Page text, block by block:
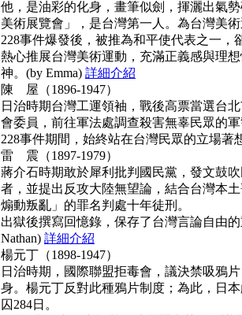
他，是油彩的化身，畫筆似劍，揮灑出氣
美術展覽會」，是台灣第一人。為台灣美
228事件爆發後，被推為和平使代表之一，
熱心推展台灣美術運動，充滿正義感與理
神。(by Emma) 詳細介紹
陳 屋（1896-1947）
日治時期台灣工運領袖，戰後高票當選台
會委員，前往軍法處調查殺害無辜民眾的軍
228事件期間，始終站在台灣民眾的立場著
雷 震（1897-1979）
蔣介石時期敢於犀利批判國民黨，發文鼓
者，並提出反攻大陸無望論，結合台灣本
煽動叛亂」的罪名判處十年徒刑。
出獄後撰寫回憶錄，保存了台灣言論自由
Nathan) 詳細介紹
楊元丁（1898-1947）
日治時期，國際聯盟拒毒會，議決禁吸鴉
身。楊元丁反對此種鴉片制度；為此，日
囚284日。